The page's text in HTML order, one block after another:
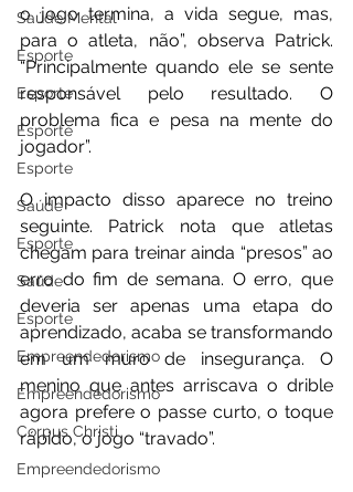
Saúde Mental
Esporte
Esporte
Esporte
Esporte
Saúde
Esporte
Saúde
Esporte
Empreendedorismo
Empreendedorismo
Corpus Christi
Empreendedorismo
o jogo termina, a vida segue, mas,
para o atleta, não”, observa Patrick.
“Principalmente quando ele se sente
responsável pelo resultado. O
problema fica e pesa na mente do
jogador”.
O impacto disso aparece no treino
seguinte. Patrick nota que atletas
chegam para treinar ainda “presos” ao
erro do fim de semana. O erro, que
deveria ser apenas uma etapa do
aprendizado, acaba se transformando
em um muro de insegurança. O
menino que antes arriscava o drible
agora prefere o passe curto, o toque
rápido, o jogo “travado”.